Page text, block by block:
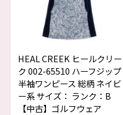
HEAL CREEK ヒールクリー
ク 002-65510 ハーフジップ
半袖ワンピース 総柄 ネイビ
ー系 サイズ： ランク：B
【中古】ゴルフウェア